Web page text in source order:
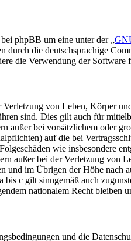
phpBB um eine unter der „
durch die deutschsprachige
die Verwendung der
von Leben, Körper
sind. Dies gilt auch für
außer bei vorsätzlichem oder
auf die bei
wie insbesondere
außer bei der Verletzung von
und im Übrigen der Höhe nach
bis c gilt sinngemäß auch
nationalem Recht bleiben
und die